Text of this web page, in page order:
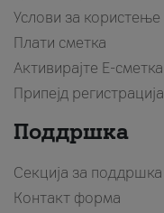
Услови за користење
Плати сметка
Активирајте Е-сметка
Припејд регистрација
Поддршка
Секција за поддршка
Контакт форма